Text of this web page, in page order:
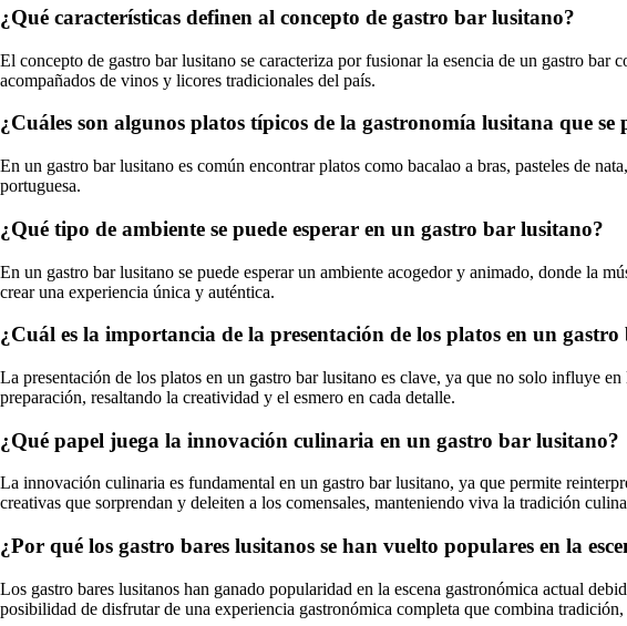
¿Qué características definen al concepto de gastro bar lusitano?
El concepto de gastro bar lusitano se caracteriza por fusionar la esencia de un gastro
acompañados de vinos y licores tradicionales del país.
¿Cuáles son algunos platos típicos de la gastronomía lusitana que
En un gastro bar lusitano es común encontrar platos como bacalao a bras, pasteles de
portuguesa.
¿Qué tipo de ambiente se puede esperar en un gastro bar lusitano?
En un gastro bar lusitano se puede esperar un ambiente acogedor y animado, donde la
crear una experiencia única y auténtica.
¿Cuál es la importancia de la presentación de los platos en un
La presentación de los platos en un gastro bar lusitano es clave, ya que no solo influye
preparación, resaltando la creatividad y el esmero en cada detalle.
¿Qué papel juega la innovación culinaria en un gastro bar lusitano?
La innovación culinaria es fundamental en un gastro bar lusitano, ya que permite
creativas que sorprendan y deleiten a los comensales, manteniendo viva la tradición
¿Por qué los gastro bares lusitanos se han vuelto populares en la
Los gastro bares lusitanos han ganado popularidad en la escena gastronómica actual
posibilidad de disfrutar de una experiencia gastronómica completa que combina